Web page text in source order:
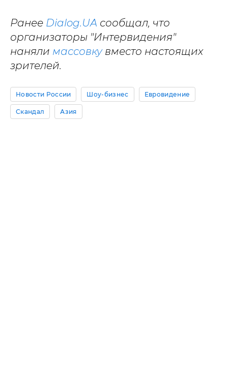
Ранее Dialog.UA сообщал, что
организаторы "Интервидения"
наняли массовкувместо настоящих
зрителей.
Новости России Шоу-бизнес Евровидение
Скандал Азия